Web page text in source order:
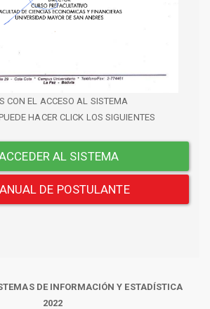
CON EL ACCESO AL SISTEMA
HACER CLICK LOS SIGUIENTES
AL SISTEMA
DE POSTULANTE
DE INFORMACIÓN Y ESTADÍSTICA
2022